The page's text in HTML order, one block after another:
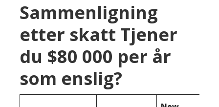
Sammenligning
etter skatt Tjener
du $80 000 per år
som enslig?